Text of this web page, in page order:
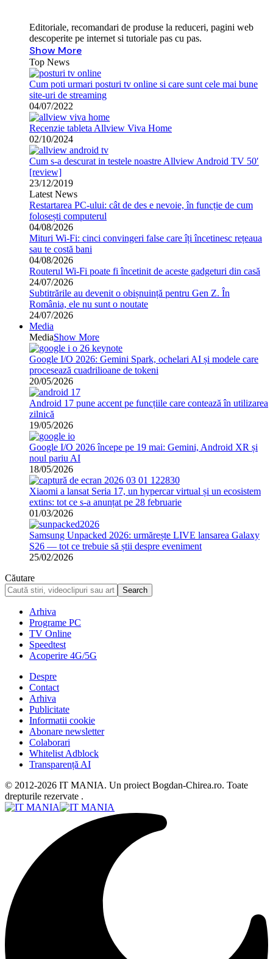
Editoriale, recomandari de produse la reduceri, pagini web
descoperite pe internet si tutoriale pas cu pas.
Show More
Top News
Cum poti urmari posturi tv online si care sunt cele mai bune
site-uri de streaming
04/07/2022
Recenzie tableta Allview Viva Home
02/10/2024
Cum s-a descurat in testele noastre Allview Android TV 50′
[review]
23/12/2019
Latest News
Restartarea PC-ului: cât de des e nevoie, în funcție de cum
folosești computerul
04/08/2026
Mituri Wi-Fi: cinci convingeri false care îți încetinesc rețeaua
sau te costă bani
04/08/2026
Routerul Wi-Fi poate fi încetinit de aceste gadgeturi din casă
24/07/2026
Subtitrările au devenit o obișnuință pentru Gen Z. În
România, ele nu sunt o noutate
24/07/2026
Media
MediaShow More
Google I/O 2026: Gemini Spark, ochelari AI și modele care
procesează cuadrilioane de tokeni
20/05/2026
Android 17 pune accent pe funcțiile care contează în utilizarea
zilnică
19/05/2026
Google I/O 2026 începe pe 19 mai: Gemini, Android XR și
noul pariu AI
18/05/2026
Xiaomi a lansat Seria 17, un hypercar virtual și un ecosistem
extins: tot ce s-a anunțat pe 28 februarie
01/03/2026
Samsung Unpacked 2026: urmărește LIVE lansarea Galaxy
S26 — tot ce trebuie să știi despre eveniment
25/02/2026
Căutare
Arhiva
Programe PC
TV Online
Speedtest
Acoperire 4G/5G
Despre
Contact
Arhiva
Publicitate
Informatii cookie
Abonare newsletter
Colaborari
Whitelist Adblock
Transparență AI
© 2012-2026 IT MANIA. Un proiect Bogdan-Chirea.ro. Toate
drepturile rezervate .